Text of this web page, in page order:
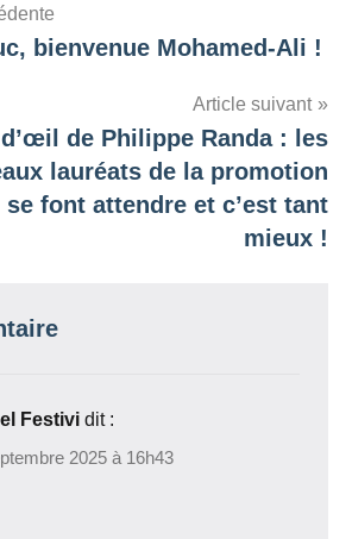
bienvenue Mohamed-Ali !
Article suivant
de Philippe Randa : les
lauréats de la promotion
se font attendre et c’est tant
mieux !
Festivi dit :
2025 à 16h43